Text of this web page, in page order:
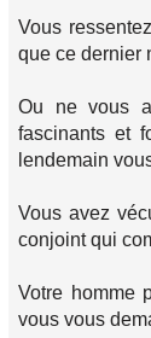
Vous
que ce dernier
Ou ne vous
fascinants et
lendemain
Vous avez
conjoint qui
Votre homme
vous vous